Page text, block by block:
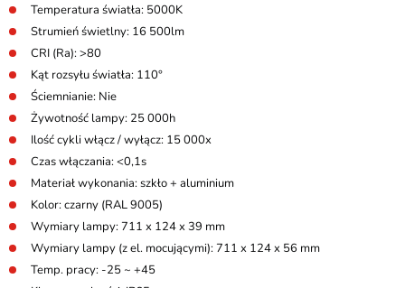
Temperatura światła: 5000K
Strumień świetlny: 16 500lm
CRI (Ra): >80
Kąt rozsyłu światła: 110°
Ściemnianie: Nie
Żywotność lampy: 25 000h
Ilość cykli włącz / wyłącz: 15 000x
Czas włączania: <0,1s
Materiał wykonania: szkło + aluminium
Kolor: czarny (RAL 9005)
Wymiary lampy: 711 x 124 x 39 mm
Wymiary lampy (z el. mocującymi): 711 x 124 x 56 mm
Temp. pracy: -25 ~ +45